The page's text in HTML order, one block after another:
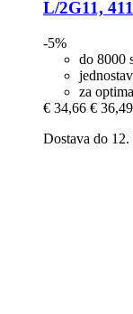
L/2G11,
-5%
do 8000
za
€ 34,66 € 36,49
Dostava do